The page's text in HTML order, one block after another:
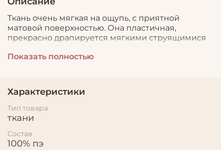
Ткань очень мягкая на ощупь, с приятной
матовой поверхностью. Она пластичная,
прекрасно драпируется мягкими струящимися
складками. Из шифона легко создавать легкую
многослойную одежду сложного кроя с большим
Показать полностью
Характеристики
Тип товара
ткани
Состав
100% пэ